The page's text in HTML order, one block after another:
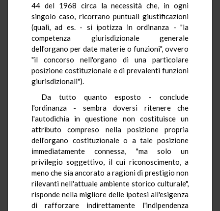
44 del 1968 circa la necessità che, in ogni
singolo caso, ricorrano puntuali giustificazioni
(quali, ad es. - si ipotizza in ordinanza - "la
competenza giurisdizionale generale
dell'organo per date materie o funzioni", ovvero
"il concorso nell'organo di una particolare
posizione costituzionale e di prevalenti funzioni
giurisdizionali").
Da tutto quanto esposto - conclude
l'ordinanza - sembra doversi ritenere che
l'autodichia in questione non costituisce un
attributo compreso nella posizione propria
dell'organo costituzionale o a tale posizione
immediatamente connessa, "ma solo un
privilegio soggettivo, il cui riconoscimento, a
meno che sia ancorato a ragioni di prestigio non
rilevanti nell'attuale ambiente storico culturale",
risponde nella migliore delle ipotesi all'esigenza
di rafforzare indirettamente l'indipendenza